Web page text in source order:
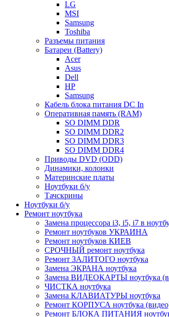
LG
MSI
Samsung
Toshiba
Разъемы питания
Батареи (Battery)
Acer
Asus
Dell
HP
Samsung
Кабель блока питания DC In
Оперативная память (RAM)
SO DIMM DDR
SO DIMM DDR2
SO DIMM DDR3
SO DIMM DDR4
Приводы DVD (ODD)
Динамики, колонки
Материнские платы
Ноутбуки б/у
Тачскрины
Ноутбуки б/у
Ремонт ноутбука
Замена процессора i3, i5, i7 в
Ремонт ноутбуков УКРАИНА
Ремонт ноутбуков КИЕВ
СРОЧНЫЙ ремонт ноутбука
Ремонт ЗАЛИТОГО ноутбука
Замена ЭКРАНА ноутбука
Замена ВИДЕОКАРТЫ ноутбука
ЧИСТКА ноутбука
Замена КЛАВИАТУРЫ ноутбука
Ремонт КОРПУСА ноутбука
Ремонт БЛОКА ПИТАНИЯ